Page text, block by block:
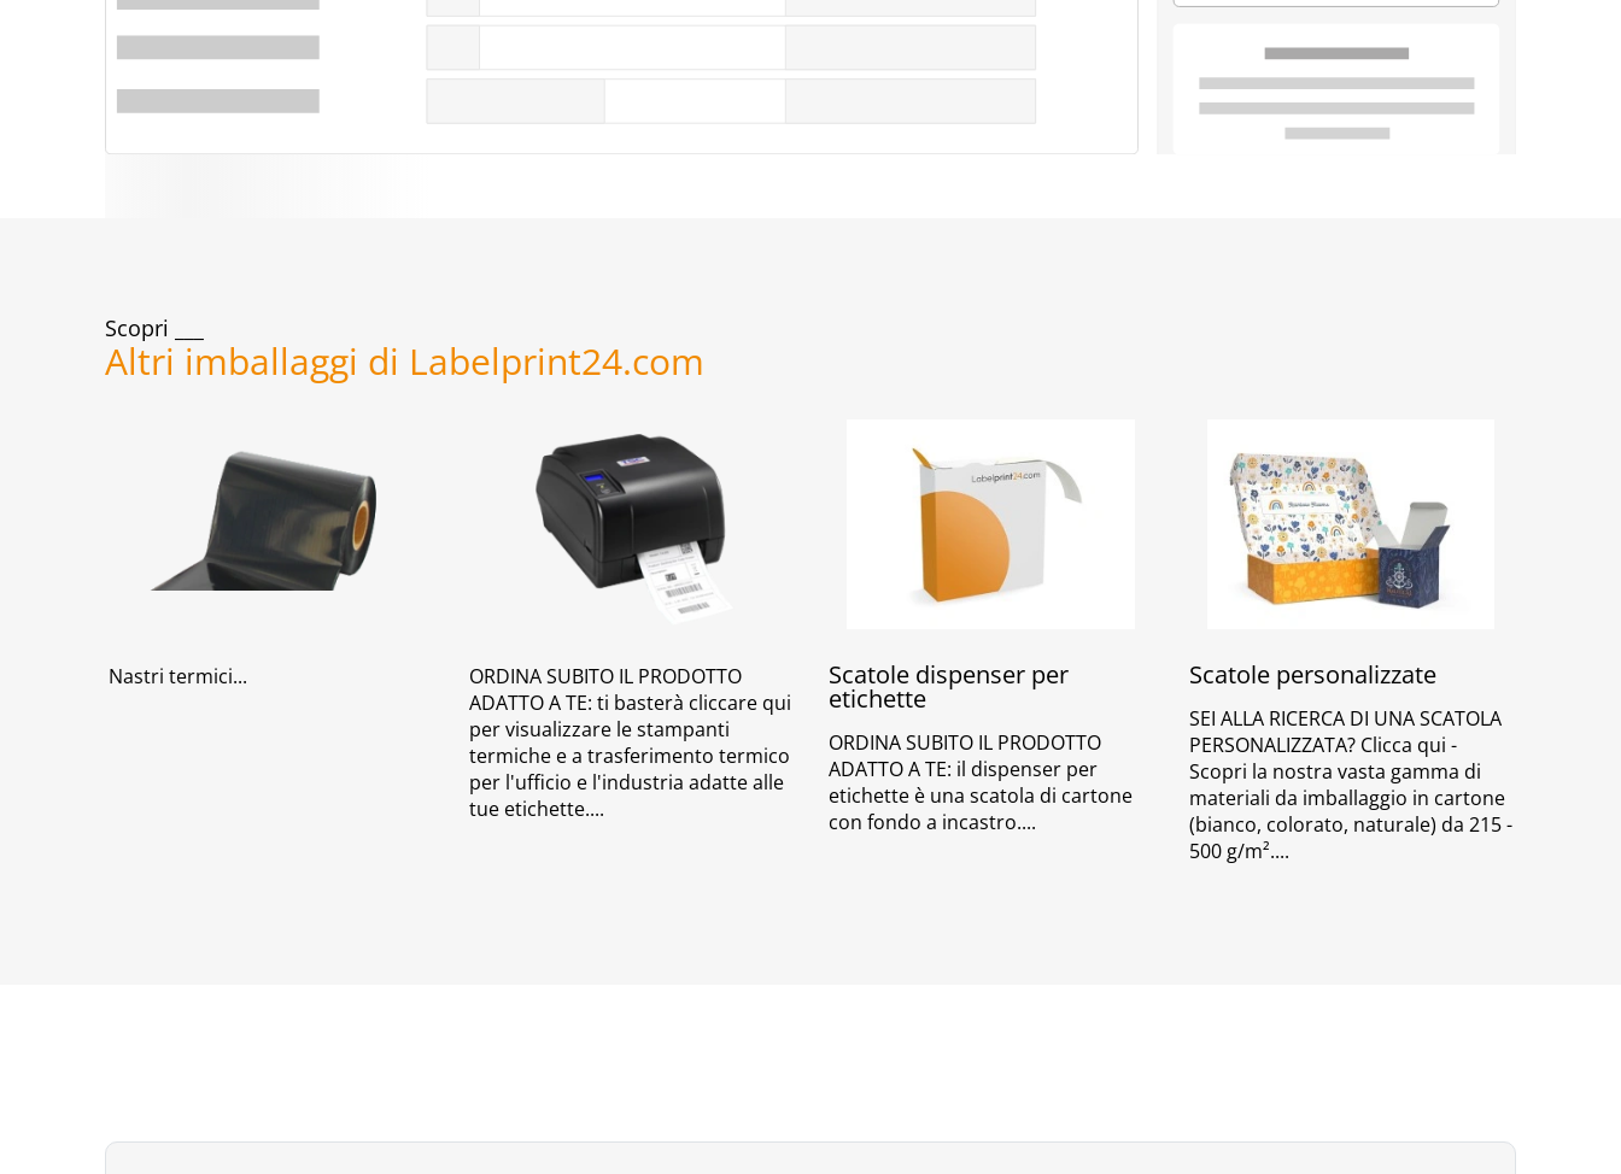
Scopri
Altri imballaggi di Labelprint24.com
Nastri termici
ORDINA SUBITO IL PRODOTTO
ADATTO A TE: ti basterà cliccare qui
per visualizzare le stampanti
termiche e a trasferimento termico
per l'ufficio e l'industria adatte alle
tue etichette.
Scatole dispenser per
etichette
ORDINA SUBITO IL PRODOTTO
ADATTO A TE: il dispenser per
etichette è una scatola di cartone
con fondo a incastro.
Scatole personalizzate
SEI ALLA RICERCA DI UNA SCATOLA
PERSONALIZZATA? Clicca qui -
Scopri la nostra vasta gamma di
materiali da imballaggio in cartone
(bianco, colorato, naturale) da 215 -
500 g/m².